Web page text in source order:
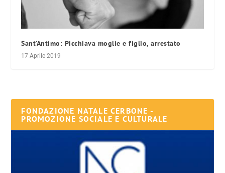
Sant’Antimo: Picchiava moglie e figlio, arrestato
17 Aprile 2019
FONDAZIONE NATALE CERBONE -
PROMOZIONE SOCIALE E CULTURALE